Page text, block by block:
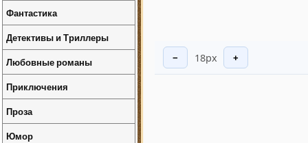
− 18px +
Фантастика
Детективы и Триллеры
Любовные романы
Приключения
Проза
Юмор